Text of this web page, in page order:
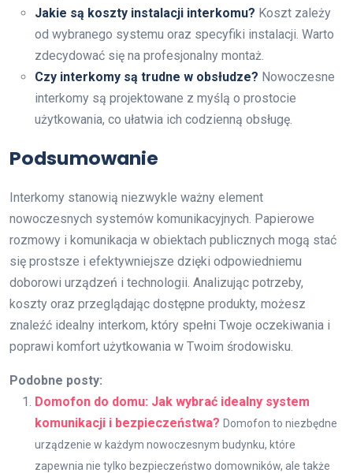
Jakie są koszty instalacji interkomu? Koszt zależy
od wybranego systemu oraz specyfiki instalacji. Warto
zdecydować się na profesjonalny montaż.
Czy interkomy są trudne w obsłudze? Nowoczesne
interkomy są projektowane z myślą o prostocie
użytkowania, co ułatwia ich codzienną obsługę.
Podsumowanie
Interkomy stanowią niezwykle ważny element
nowoczesnych systemów komunikacyjnych. Papierowe
rozmowy i komunikacja w obiektach publicznych mogą stać
się prostsze i efektywniejsze dzięki odpowiedniemu
doborowi urządzeń i technologii. Analizując potrzeby,
koszty oraz przeglądając dostępne produkty, możesz
znaleźć idealny interkom, który spełni Twoje oczekiwania i
poprawi komfort użytkowania w Twoim środowisku.
Podobne posty:
Domofon do domu: Jak wybrać idealny system
komunikacji i bezpieczeństwa? Domofon to niezbędne
urządzenie w każdym nowoczesnym budynku, które
zapewnia nie tylko bezpieczeństwo domowników, ale także